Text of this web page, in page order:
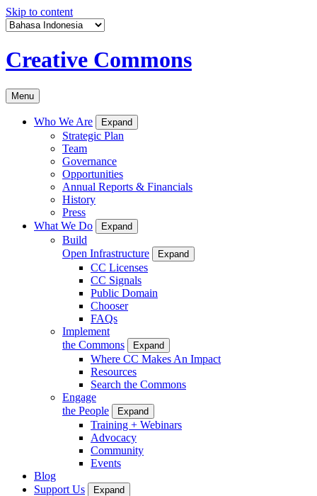
Skip to content
Creative Commons
Menu
Who We Are Expand
Strategic Plan
Team
Governance
Opportunities
Annual Reports & Financials
History
Press
What We Do
Expand
Build
Open Infrastructure
Expand
CC Licenses
CC Signals
Public Domain
Chooser
FAQs
Implement
the Commons
Expand
Where CC Makes An Impact
Resources
Search the Commons
Engage
the People
Expand
Training + Webinars
Advocacy
Community
Events
Blog
Support Us
Expand